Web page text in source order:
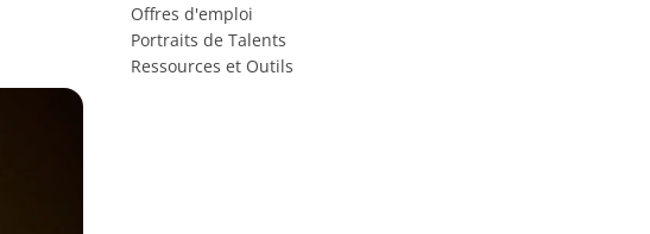
Offres d'emploi
Portraits de Talents
Ressources et Outils